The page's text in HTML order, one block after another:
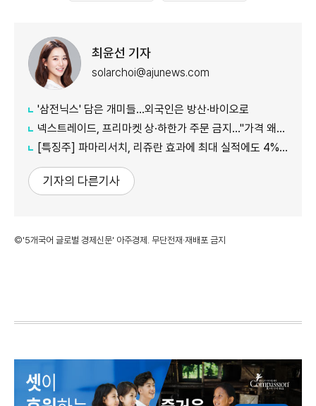
최윤선 기자
solarchoi@ajunews.com
'삼전닉스' 담은 개미들…외국인은 방산·바이오로
넥스트레이드, 프리마켓 상·하한가 주문 금지…"가격 왜곡 방지"
[특징주] 파마리서치, 리쥬란 효과에 최대 실적에도 4%대 약세
기자의 다른기사
©'5개국어 글로벌 경제신문' 아주경제. 무단전재·재배포 금지